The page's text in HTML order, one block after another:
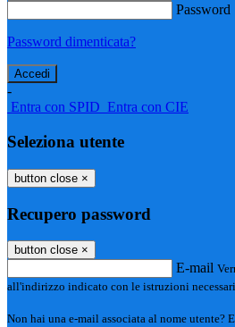
Password
Password dimenticata?
-
Entra con SPID Entra con CIE
Seleziona utente
button close ×
Recupero password
button close ×
E-mail
all'indirizzo indicato con le istruzioni
Non hai una e-mail associata al nome utente?